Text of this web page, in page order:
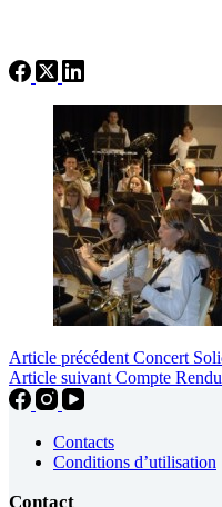
Article précédent Concert
Article suivant Compte
Contacts
Conditions d’utilisation
Contact